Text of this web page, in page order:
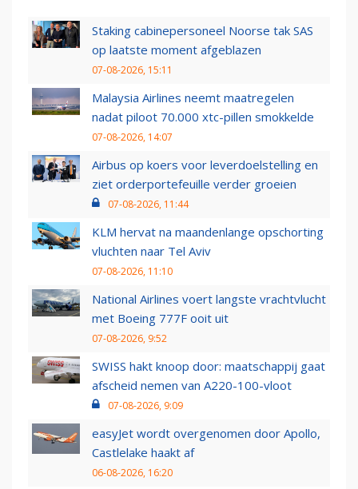
Staking cabinepersoneel Noorse tak SAS
op laatste moment afgeblazen
07-08-2026, 15:11
Malaysia Airlines neemt maatregelen
nadat piloot 70.000 xtc-pillen smokkelde
07-08-2026, 14:07
Airbus op koers voor leverdoelstelling en
ziet orderportefeuille verder groeien
07-08-2026, 11:44
KLM hervat na maandenlange opschorting
vluchten naar Tel Aviv
07-08-2026, 11:10
National Airlines voert langste vrachtvlucht
met Boeing 777F ooit uit
07-08-2026, 9:52
SWISS hakt knoop door: maatschappij gaat
afscheid nemen van A220-100-vloot
07-08-2026, 9:09
easyJet wordt overgenomen door Apollo,
Castlelake haakt af
06-08-2026, 16:20